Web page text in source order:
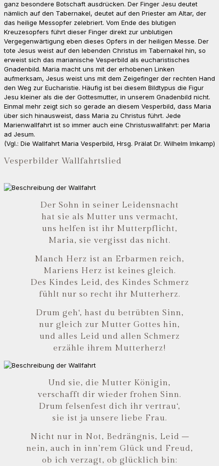
ganz besondere Botschaft ausdrücken. Der Finger Jesu deutet
nämlich auf den Tabernakel, deutet auf den Priester am Altar, der
das heilige Messopfer zelebriert. Vom Ende des blutigen
Kreuzesopfers führt dieser Finger direkt zur unblutigen
Vergegenwärtigung eben dieses Opfers in der heiligen Messe. Der
tote Jesus weist auf den lebenden Christus im Tabernakel hin, so
erweist sich das marianische Vesperbild als eucharistisches
Gnadenbild. Maria macht uns mit der erhobenen Linken
aufmerksam, Jesus weist uns mit dem Zeigefinger der rechten Hand
den Weg zur Eucharistie. Häufig ist bei diesem Bildtypus die Figur
Jesu kleiner als die der Gottesmutter, in unserem Gnadenbild nicht.
Einmal mehr zeigt sich so gerade an diesem Vesperbild, dass Maria
über sich hinausweist, dass Maria zu Christus führt. Jede
Marienwallfahrt ist so immer auch eine Christuswallfahrt: per Maria
ad Jesum.
(Vgl.: Die Wallfahrt Maria Vesperbild, Hrsg. Prälat Dr. Wilhelm Imkamp)
Vesperbilder Wallfahrtslied
Der Sohn in seiner Leidensnacht
hat sie als Mutter uns vermacht,
uns helfen ist ihr Mutterpflicht,
Maria, sie vergisst das nicht.
Manch Herz ist an Erbarmen reich,
Mariens Herz ist keines gleich.
Des Kindes Leid, des Kindes Schmerz
fühlt nur so recht ihr Mutterherz.
Drum geh‘, hast du betrübten Sinn,
nur gleich zur Mutter Gottes hin,
und alles Leid und allen Schmerz
erzähle ihrem Mutterherz!
Und sie, die Mutter Königin,
verschafft dir wieder frohen Sinn.
Drum felsenfest dich ihr vertrau‘,
sie ist ja unsere liebe Frau.
Nicht nur in Not, Bedrängnis, Leid –
nein, auch in inn’rem Glück und Freud,
ob ich verzagt, ob glücklich bin: